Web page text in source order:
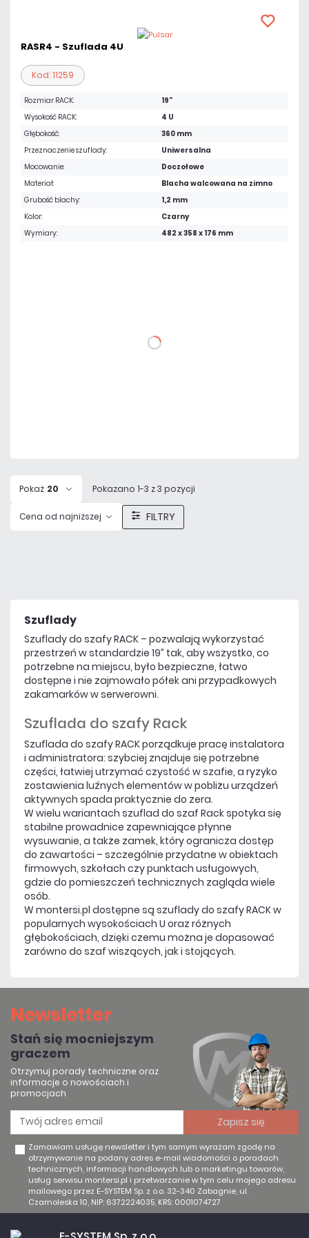
RASR4 - Szuflada 4U
Kod: 11259
Rozmiar RACK:
19"
Wysokość RACK:
4 U
Głębokość:
360 mm
Przeznaczenie szuflady:
Uniwersalna
Mocowanie:
Doczołowe
Materiał:
Blacha walcowana na zimno
Grubość blachy:
1,2 mm
Kolor:
Czarny
Wymiary:
482 x 358 x 176 mm
DO KOSZYKA
Pokaż 20 Pokazano 1-3 z 3 pozycji
Cena od najniższej FILTRY
Szuflady
Szuflady do szafy RACK – pozwalają wykorzystać
przestrzeń w standardzie 19” tak, aby wszystko, co
potrzebne na miejscu, było bezpieczne, łatwo
dostępne i nie zajmowało półek ani przypadkowych
zakamarków w serwerowni.
Szuflada do szafy Rack
Szuflada do szafy RACK porządkuje pracę instalatora
i administratora: szybciej znajduje się potrzebne
części, łatwiej utrzymać czystość w szafie, a ryzyko
zostawienia luźnych elementów w pobliżu urządzeń
aktywnych spada praktycznie do zera.
W wielu wariantach szuflad do szaf Rack spotyka się
stabilne prowadnice zapewniające płynne
wysuwanie, a także zamek, który ogranicza dostęp
do zawartości – szczególnie przydatne w obiektach
firmowych, szkołach czy punktach usługowych,
gdzie do pomieszczeń technicznych zagląda wiele
osób.
W montersi.pl dostępne są szuflady do szafy RACK w
popularnych wysokościach U oraz różnych
głębokościach, dzięki czemu można je dopasować
zarówno do szaf wiszących, jak i stojących.
Newsletter
Stań się mocniejszym
graczem
Otrzymuj porady techniczne oraz
informacje o nowościach i
promocjach
Zamawiam usługę newsletter i tym samym wyrażam zgodę na
otrzymywanie na podany adres e-mail wiadomości o poradach
technicznych, informacji handlowych lub o marketingu towarów,
usług serwisu montersi.pl i przetwarzanie w tym celu mojego adresu
mailowego przez E-SYSTEM Sp. z o.o. 32-340 Zabagnie, ul.
Czarnoleska 10, NIP: 6372224035, KRS: 0001074727